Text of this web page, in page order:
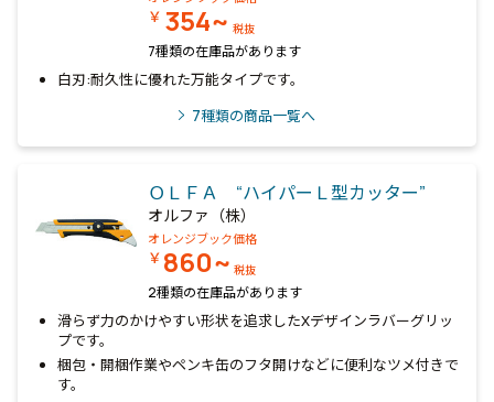
￥ 354~ 税抜
7種類の在庫品があります
白刃:耐久性に優れた万能タイプです。
7種類の商品一覧へ
ＯＬＦＡ “ハイパーＬ型カッター”
オルファ（株）
オレンジブック価格
￥ 860~ 税抜
2種類の在庫品があります
滑らず力のかけやすい形状を追求したXデザインラバーグリッ
プです。
梱包・開梱作業やペンキ缶のフタ開けなどに便利なツメ付きで
す。